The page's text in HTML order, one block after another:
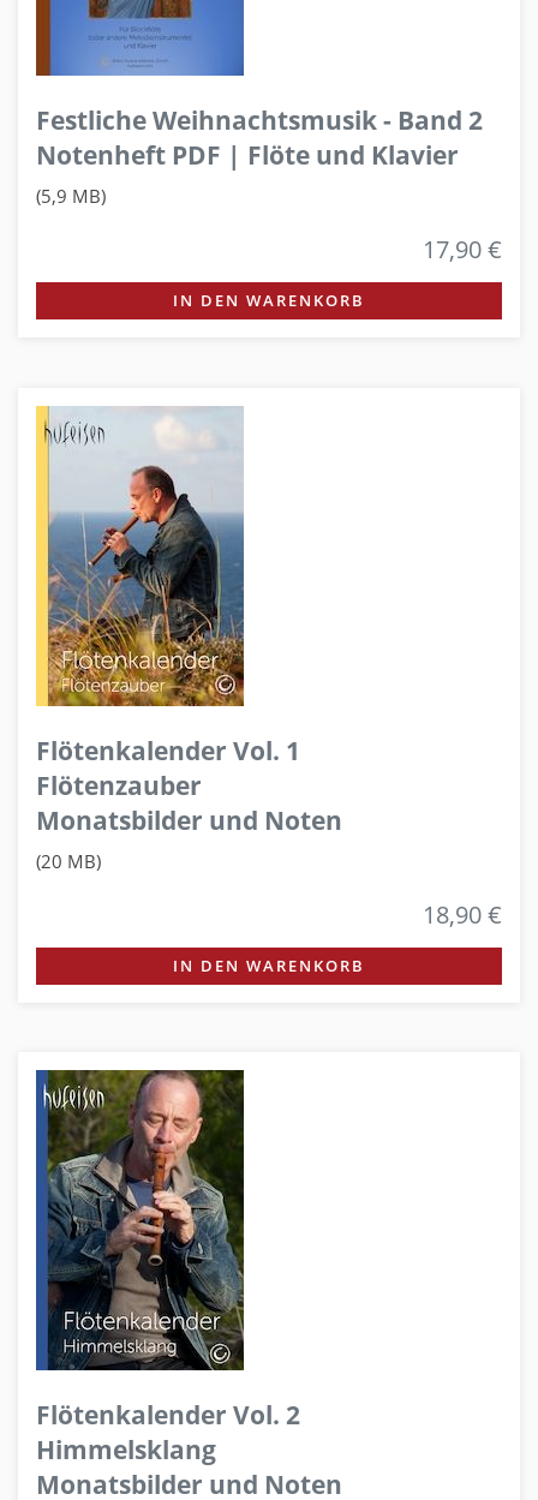
Festliche Weihnachtsmusik - Band 2
Notenheft PDF | Flöte und Klavier
(5,9 MB)
17,90 €
IN DEN WARENKORB
Flötenkalender Vol. 1
Flötenzauber
Monatsbilder und Noten
(20 MB)
18,90 €
IN DEN WARENKORB
Flötenkalender Vol. 2
Himmelsklang
Monatsbilder und Noten